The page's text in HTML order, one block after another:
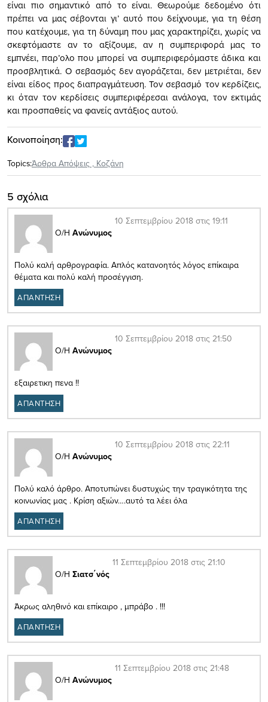
είναι πιο σημαντικό από το είναι. Θεωρούμε δεδομένο ότι
πρέπει να μας σέβονται γι’ αυτό που δείχνουμε, για τη θέση
που κατέχουμε, για τη δύναμη που μας χαρακτηρίζει, χωρίς να
σκεφτόμαστε αν το αξίζουμε, αν η συμπεριφορά μας το
εμπνέει, παρ’ολο που μπορεί να συμπεριφερόμαστε άδικα και
προσβλητικά. Ο σεβασμός δεν αγοράζεται, δεν μετριέται, δεν
είναι είδος προς διαπραγμάτευση. Τον σεβασμό τον κερδίζεις,
κι όταν τον κερδίσεις συμπεριφέρεσαι ανάλογα, τον εκτιμάς
και προσπαθείς να φανείς αντάξιος αυτού.
Κοινοποίηση:
Topics:Άρθρα Απόψεις , Κοζάνη
5 σχόλια
Ο/Η Ανώνυμος
10 Σεπτεμβρίου 2018 στις 19:11
Πολύ καλή αρθρογραφία. Απλός κατανοητός λόγος επίκαιρα
θέματα και πολύ καλή προσέγγιση.
ΑΠΑΝΤΗΣΗ
Ο/Η Ανώνυμος
10 Σεπτεμβρίου 2018 στις 21:50
εξαιρετικη πενα !!
ΑΠΑΝΤΗΣΗ
Ο/Η Ανώνυμος
10 Σεπτεμβρίου 2018 στις 22:11
Πολύ καλό άρθρο. Αποτυπώνει δυστυχώς την τραγικότητα της
κοινωνίας μας . Κρίση αξιών….αυτό τα λέει όλα
ΑΠΑΝΤΗΣΗ
Ο/Η Σιατσ΄νός
11 Σεπτεμβρίου 2018 στις 21:10
Άκρως αληθινό και επίκαιρο , μπράβο . !!!
ΑΠΑΝΤΗΣΗ
Ο/Η Ανώνυμος
11 Σεπτεμβρίου 2018 στις 21:48